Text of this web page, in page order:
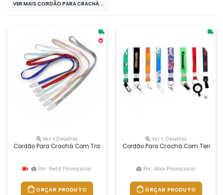
VER MAIS CORDÃO PARA CRACHÁ...
Ver + Detalhes
Cordão Para Crachá Com Trava Personalizado
Por: Redd Promocional
ORÇAR PRODUTO
Ver + Detalhes
Cordão Para Crachá Com
Por: Abra Promocional
ORÇAR PRODUTO